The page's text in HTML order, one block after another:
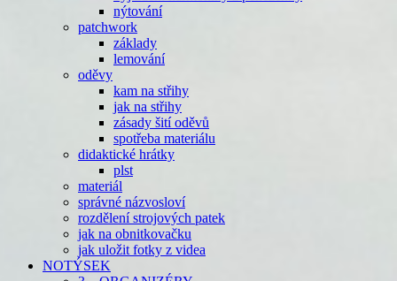
nýtování
patchwork
základy
lemování
oděvy
kam na střihy
jak na střihy
zásady šití oděvů
spotřeba materiálu
didaktické hrátky
plst
materiál
správné názvosloví
rozdělení strojových patek
jak na obnitkovačku
jak uložit fotky z videa
NOTÝSEK